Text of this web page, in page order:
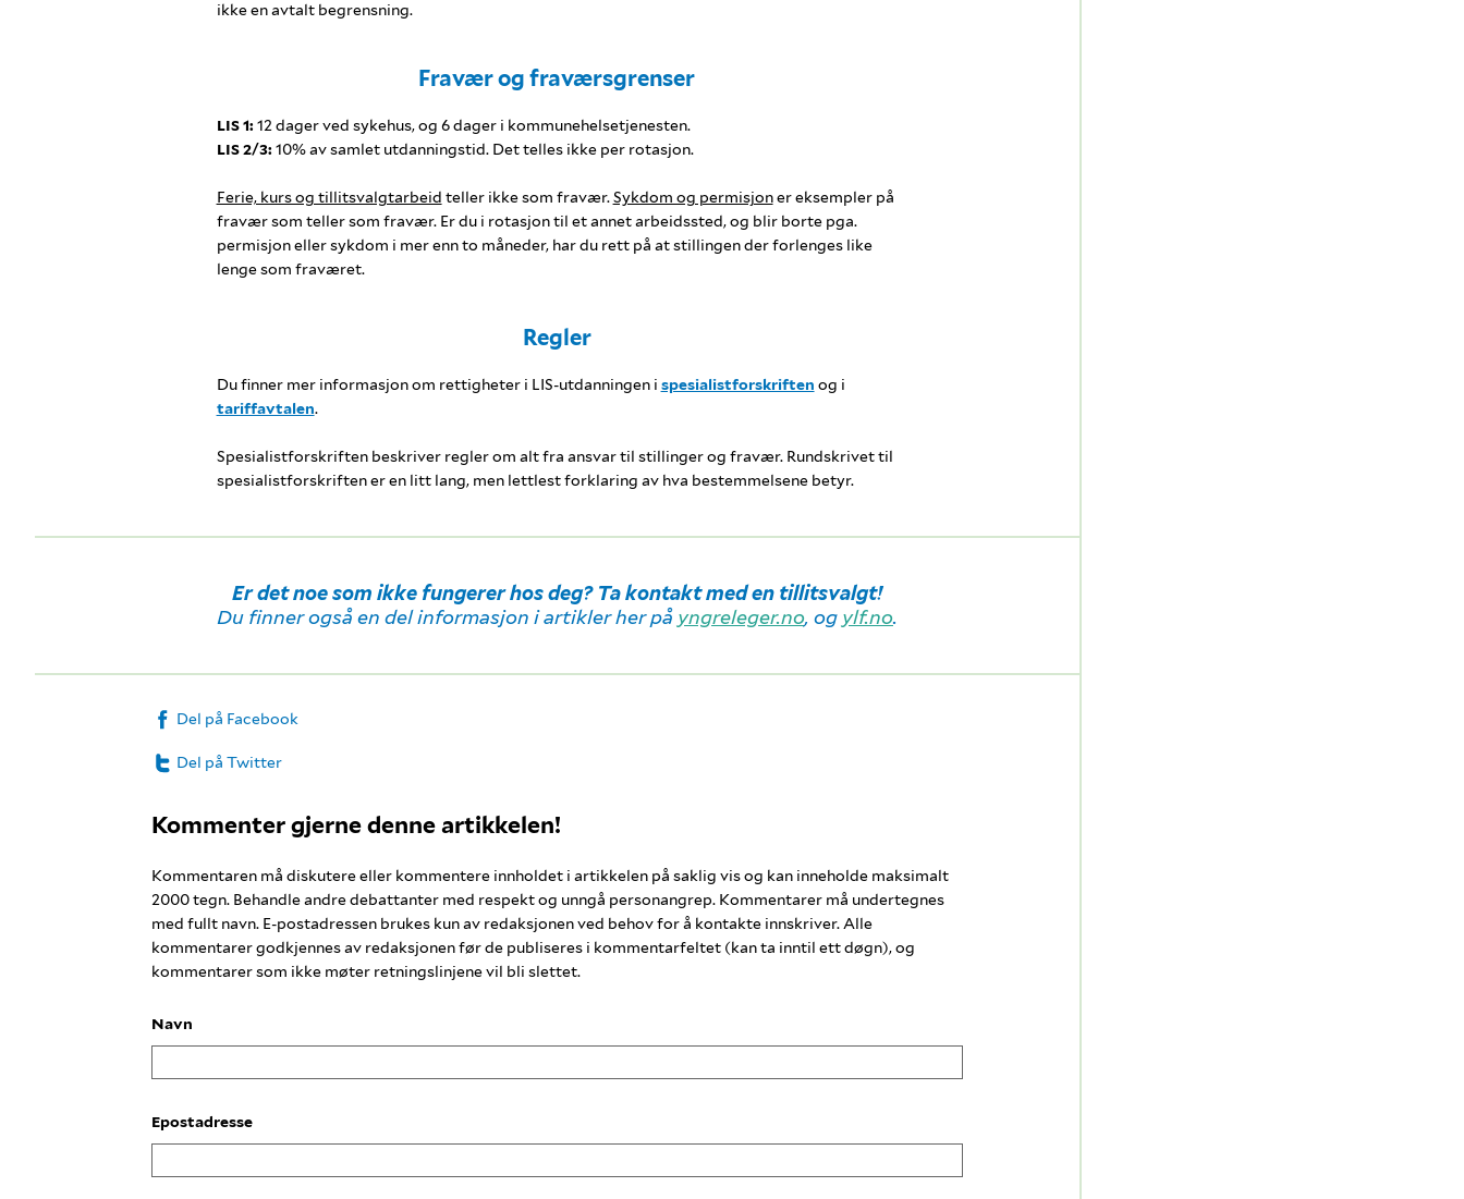
ikke en avtalt begrensning.
Fravær og fraværsgrenser
LIS 1: 12 dager ved sykehus, og 6 dager i kommunehelsetjenesten.
LIS 2/3: 10% av samlet utdanningstid. Det telles ikke per rotasjon.
Ferie, kurs og tillitsvalgtarbeid teller ikke som fravær.Sykdom og permisjoner eksempler på
fravær som teller som fravær. Er du i rotasjon til et annet arbeidssted, og blir borte pga.
permisjon eller sykdom i mer enn to måneder, har du rett på at stillingen der forlenges like
lenge som fraværet.
Regler
Du finner mer informasjon om rettigheter i LIS-utdanningen i spesialistforskriften og i
tariffavtalen.
Spesialistforskriften beskriver regler om alt fra ansvar til stillinger og fravær. Rundskrivet til
spesialistforskriften er en litt lang, men lettlest forklaring av hva bestemmelsene betyr.
Er det noe som ikke fungerer hos deg? Ta kontakt med en tillitsvalgt!
Du finner også en del informasjon i artikler her på yngreleger.no, og ylf.no.
Del på Facebook
Del på Twitter
Kommenter gjerne denne artikkelen!
Kommentaren må diskutere eller kommentere innholdet i artikkelen på saklig vis og kan inneholde maksimalt
2000 tegn. Behandle andre debattanter med respekt og unngå personangrep. Kommentarer må undertegnes
med fullt navn. E-postadressen brukes kun av redaksjonen ved behov for å kontakte innskriver. Alle
kommentarer godkjennes av redaksjonen før de publiseres i kommentarfeltet (kan ta inntil ett døgn), og
kommentarer som ikke møter retningslinjene vil bli slettet.
Navn
Epostadresse